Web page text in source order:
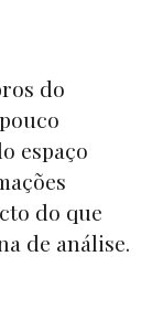
do
pouco
espaço
do que
de análise.